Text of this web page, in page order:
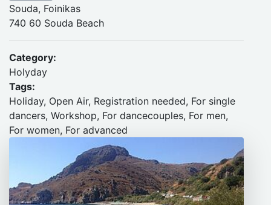
Souda, Foinikas
740 60 Souda Beach
Category:
Holyday
Tags:
Holiday, Open Air, Registration needed, For single
dancers, Workshop, For dancecouples, For men,
For women, For advanced